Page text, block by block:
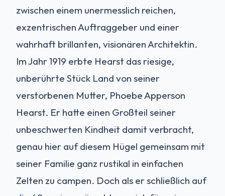
zwischen einem unermesslich reichen,
exzentrischen Auftraggeber und einer
wahrhaft brillanten, visionären Architektin.
Im Jahr 1919 erbte Hearst das riesige,
unberührte Stück Land von seiner
verstorbenen Mutter, Phoebe Apperson
Hearst. Er hatte einen Großteil seiner
unbeschwerten Kindheit damit verbracht,
genau hier auf diesem Hügel gemeinsam mit
seiner Familie ganz rustikal in einfachen
Zelten zu campen. Doch als er schließlich auf